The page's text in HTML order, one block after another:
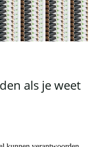
als je weet